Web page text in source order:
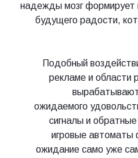
надежды мозг формирует
будущего радости,
Подобный
рекламе и области
ожидаемого
сигналы и
игровые автоматы
ожидание само уже